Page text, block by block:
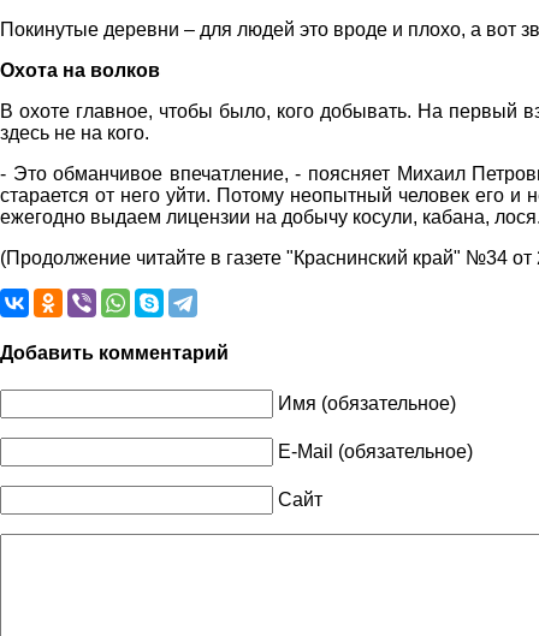
Покинутые деревни – для людей это вроде и плохо, а вот
Охота на волков
В охоте главное, чтобы было, кого добывать. На первый
здесь не на кого.
- Это обманчивое впечатление, - поясняет Михаил
старается от него уйти. Потому неопытный человек его
ежегодно выдаем лицензии на добычу косули, кабана,
(Продолжение читайте в газете "Краснинский край" №34 от
Добавить комментарий
Имя (обязательное)
E-Mail (обязательное)
Сайт